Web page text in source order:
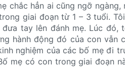
chắc hẳn ai cũng ngỡ
giai đoạn từ 1 – 3 tuổi.
tay lên đánh mẹ. Lúc
hành động đó của con vẫn
nghiệm của các bố mẹ đi
mẹ có con trong giai đoạn